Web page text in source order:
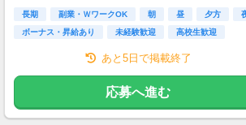
時給1230円～
[17:00-22:00]
時給1245円～
長期 副業・ＷワークOK 朝 昼 夕方
ボーナス・昇給あり
未経験歓迎 高校生歓迎
あと5日で掲載終了
応募へ進む